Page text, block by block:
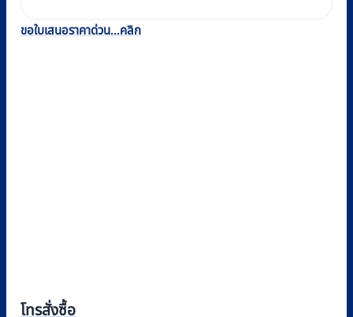
ขอใบเสนอราคาด่วน...คลิก
โทรสั่งซื้อ